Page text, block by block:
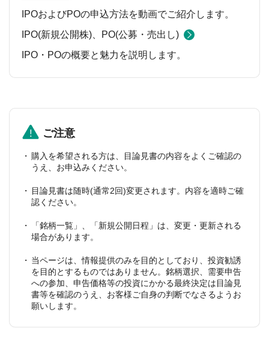
IPOおよびPOの申込方法を動画でご紹介します。
IPO(新規公開株)、PO(公募・売出し)
IPO・POの概要と魅力を説明します。
ご注意
購入を希望される方は、目論見書の内容をよくご確認の
うえ、お申込みください。
目論見書は随時(通常2回)変更されます。内容を適時ご確
認ください。
「銘柄一覧」、「新規公開日程」は、変更・更新される
場合があります。
当ページは、情報提供のみを目的としており、投資勧誘
を目的とするものではありません。銘柄選択、需要申告
への参加、申告価格等の投資にかかる最終決定は目論見
書等を確認のうえ、お客様ご自身の判断でなさるようお
願いします。